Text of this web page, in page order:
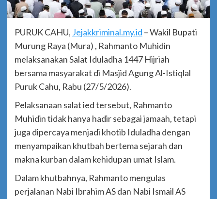
PURUK CAHU, Jejakkriminal.my.id – Wakil Bupati
Murung Raya (Mura) , Rahmanto Muhidin
melaksanakan Salat Iduladha 1447 Hijriah
bersama masyarakat di Masjid Agung Al-Istiqlal
Puruk Cahu, Rabu (27/5/2026).
Pelaksanaan salat ied tersebut, Rahmanto
Muhidin tidak hanya hadir sebagai jamaah, tetapi
juga dipercaya menjadi khotib Iduladha dengan
menyampaikan khutbah bertema sejarah dan
makna kurban dalam kehidupan umat Islam.
Dalam khutbahnya, Rahmanto mengulas
perjalanan Nabi Ibrahim AS dan Nabi Ismail AS